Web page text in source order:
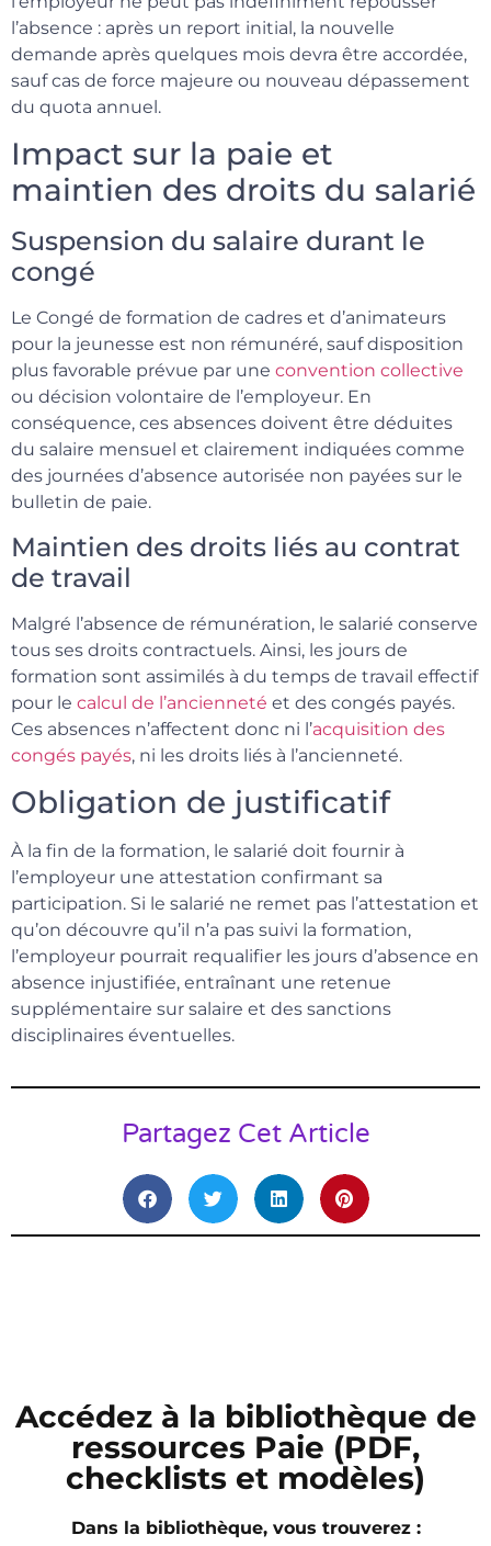
l’absence : après un report initial, la nouvelle
demande après quelques mois devra être accordée,
sauf cas de force majeure ou nouveau dépassement
du quota annuel.
Impact sur la paie et
maintien des droits du salarié
Suspension du salaire durant le
congé
Le Congé de formation de cadres et d’animateurs
pour la jeunesse est non rémunéré, sauf disposition
plus favorable prévue par une convention collective
ou décision volontaire de l’employeur. En
conséquence, ces absences doivent être déduites
du salaire mensuel et clairement indiquées comme
des journées d’absence autorisée non payées sur le
bulletin de paie.
Maintien des droits liés au contrat
de travail
Malgré l’absence de rémunération, le salarié conserve
tous ses droits contractuels. Ainsi, les jours de
formation sont assimilés à du temps de travail effectif
pour le calcul de l’ancienneté et des congés payés.
Ces absences n’affectent donc ni l’acquisition des
congés payés, ni les droits liés à l’ancienneté.
Obligation de justificatif
À la fin de la formation, le salarié doit fournir à
l’employeur une attestation confirmant sa
participation. Si le salarié ne remet pas l’attestation et
qu’on découvre qu’il n’a pas suivi la formation,
l’employeur pourrait requalifier les jours d’absence en
absence injustifiée, entraînant une retenue
supplémentaire sur salaire et des sanctions
disciplinaires éventuelles.
Partagez Cet Article
Accédez à la bibliothèque de
ressources Paie (PDF,
checklists et modèles)
Dans la bibliothèque, vous trouverez :